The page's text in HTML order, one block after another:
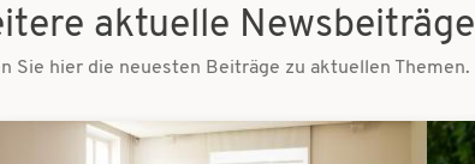
aktuelle Newsbeiträge
Sie hier die neuesten Beiträge zu aktuellen Themen.
Bilder